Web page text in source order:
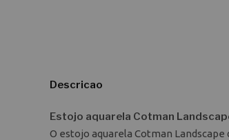
Descricao
Estojo aquarela Cotman
O estojo aquarela Cotman